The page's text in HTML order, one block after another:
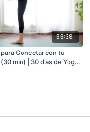
33:38
min) | 30 días de Yoga